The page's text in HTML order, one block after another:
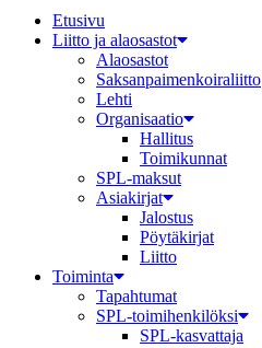
Etusivu
Liitto ja alaosastot
Alaosastot
Saksanpaimenkoira­liitto
Lehti
Organisaatio
Hallitus
Toimikunnat
SPL-maksut
Asiakirjat
Jalostus
Pöytäkirjat
Liitto
Toiminta
Tapahtumat
SPL-toimihenkilöksi
SPL-kasvattaja